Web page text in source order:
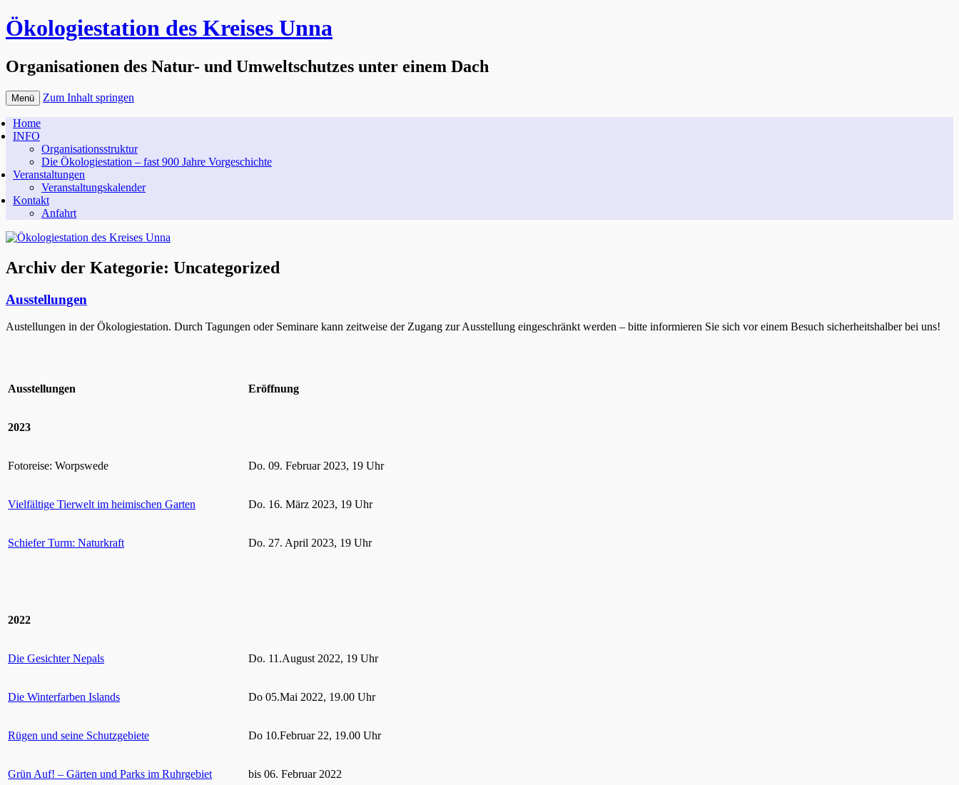
Ökologiestation des Kreises Unna
Organisationen des Natur- und Umweltschutzes unter einem Dach
Menü Zum Inhalt springen
Home
INFO
Organisationsstruktur
Die Ökologiestation – fast 900 Jahre Vorgeschichte
Veranstaltungen
Veranstaltungskalender
Kontakt
Anfahrt
Archiv der Kategorie: Uncategorized
Ausstellungen
Austellungen in der Ökologiestation. Durch Tagungen oder Seminare kann zeitweise der Zugang zur Ausstellung eingeschränkt werden – bitte informieren Sie sich vor einem Besuch sicherheitshalber bei uns!
Ausstellungen Eröffnung
2023
Fotoreise: Worpswede Do. 09. Februar 2023, 19 Uhr
Vielfältige Tierwelt im heimischen Garten Do. 16. März 2023, 19 Uhr
Schiefer Turm: Naturkraft Do. 27. April 2023, 19 Uhr
2022
Die Gesichter Nepals Do. 11.August 2022, 19 Uhr
Die Winterfarben Islands Do 05.Mai 2022, 19.00 Uhr
Rügen und seine Schutzgebiete Do 10.Februar 22, 19.00 Uhr
Grün Auf! – Gärten und Parks im Ruhrgebiet bis 06. Februar 2022